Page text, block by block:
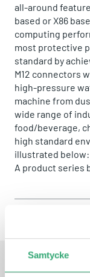
Samtycke
all-around
based or X86
computing
most protective
standard by
M12 connectors
high-pressure
machine from
wide range of
food/beverage,
high standard
illustrated below:
A product series